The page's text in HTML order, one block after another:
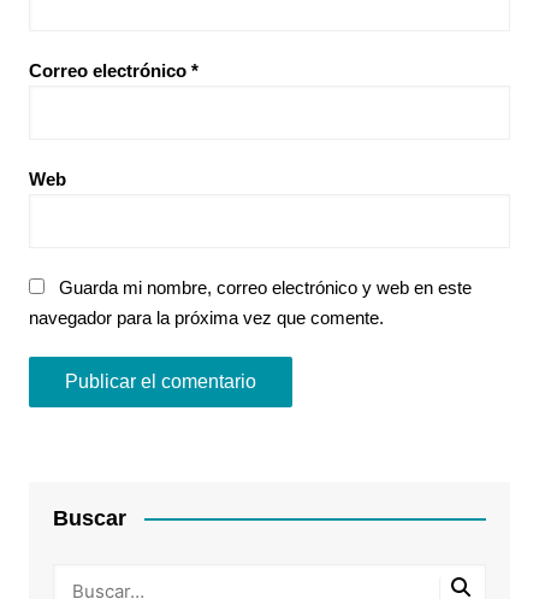
Correo electrónico *
Web
Guarda mi nombre, correo electrónico y web en este
navegador para la próxima vez que comente.
Buscar